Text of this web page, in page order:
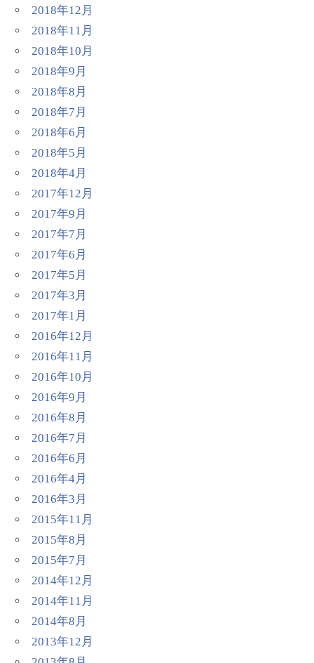
2018年12月
2018年11月
2018年10月
2018年9月
2018年8月
2018年7月
2018年6月
2018年5月
2018年4月
2017年12月
2017年9月
2017年7月
2017年6月
2017年5月
2017年3月
2017年1月
2016年12月
2016年11月
2016年10月
2016年9月
2016年8月
2016年7月
2016年6月
2016年4月
2016年3月
2015年11月
2015年8月
2015年7月
2014年12月
2014年11月
2014年8月
2013年12月